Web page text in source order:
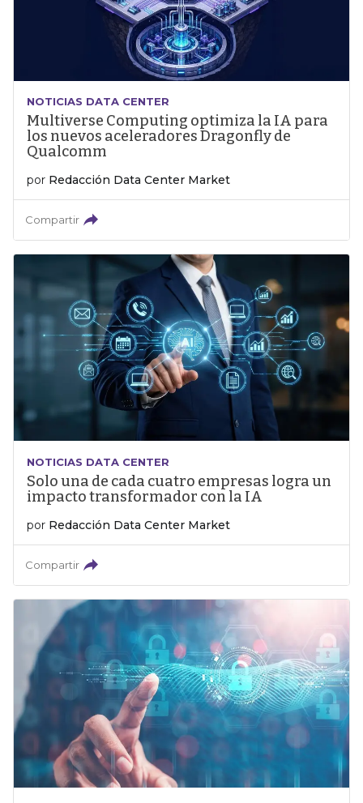
NOTICIAS DATA CENTER
Multiverse Computing optimiza la IA para
los nuevos aceleradores Dragonfly de
Qualcomm
por Redacción Data Center Market
Compartir
NOTICIAS DATA CENTER
Solo una de cada cuatro empresas logra un
impacto transformador con la IA
por Redacción Data Center Market
Compartir